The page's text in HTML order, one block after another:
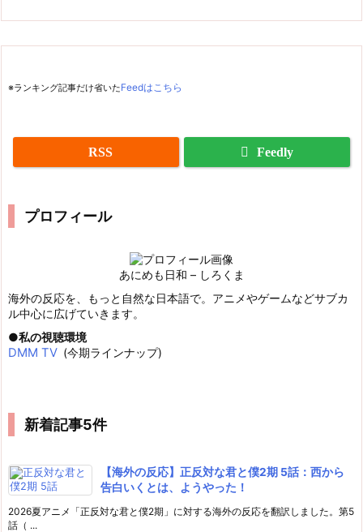
※ランキング記事だけ省いたFeedはこちら
RSS Feedly
プロフィール
あにめも日和 – しろくま
海外の反応を、もっと自然な日本語で。アニメやゲームなどサブカ
ル中心に広げていきます。
私の視聴環境
DMM TV (今期ラインナップ)
新着記事5件
【海外の反応】正反対な君と僕2期 5話：西から
告白いくとは、ようやった！
2026夏アニメ「正反対な君と僕2期」に対する海外の反応を翻訳しました。第5
話（ ...